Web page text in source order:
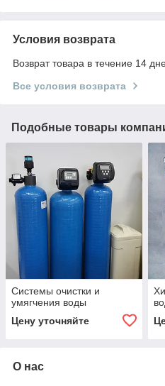
Условия возврата
Возврат товара в течение 14
Все условия возврата
Подобные товары
Системы очистки и
умягчения воды
Цену уточняйте
О нас